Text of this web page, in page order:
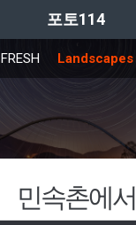
포토114
FRESH Landscapes
민속촌에서